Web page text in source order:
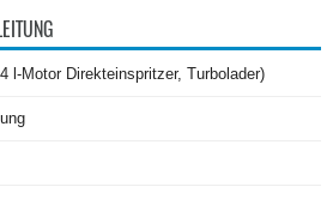
l-Motor Direkteinspritzer, Turbolader)